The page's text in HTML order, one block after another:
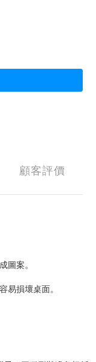
顧客評價
圖案。
易損壞桌面。